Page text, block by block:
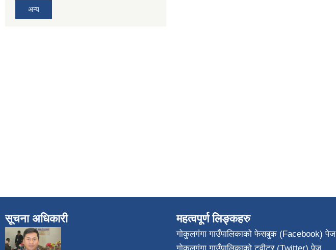
अन्य
सूचना अधिकारी महत्वपूर्ण लिङ्कहरु
गोकुलगंगा गाउँपालिकाको फेसबुक (Facebook) पेज